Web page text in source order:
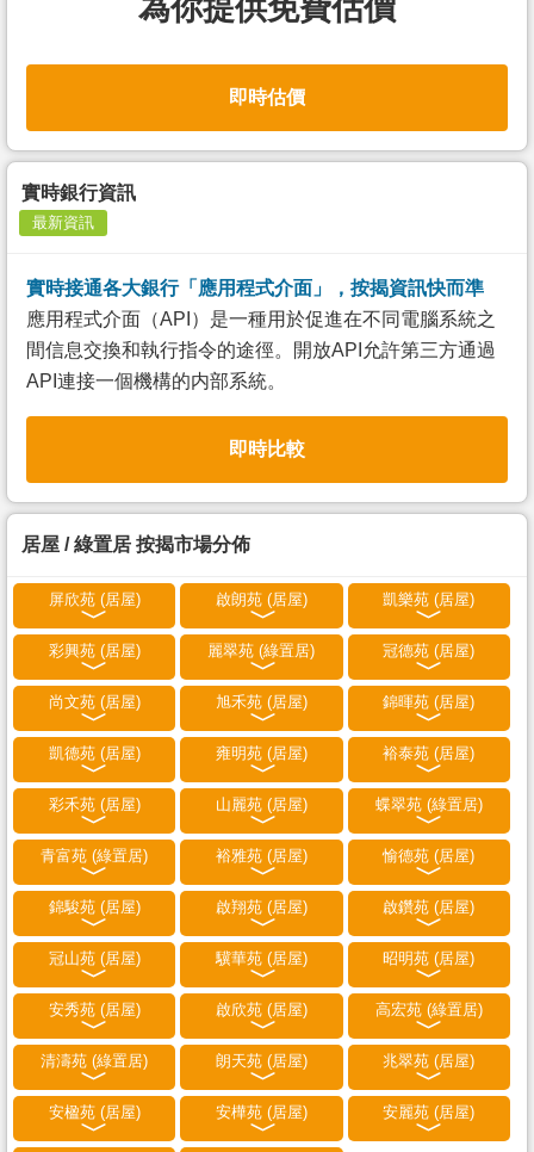
為你提供免費估價
即時估價
實時銀行資訊
最新資訊
實時接通各大銀行「應用程式介面」，按揭資訊快而準
應用程式介面（API）是一種用於促進在不同電腦系統之
間信息交換和執行指令的途徑。開放API允許第三方通過
API連接一個機構的内部系統。
即時比較
居屋 / 綠置居 按揭市場分佈
屏欣苑 (居屋) 啟朗苑 (居屋) 凱樂苑 (居屋)
彩興苑 (居屋) 麗翠苑 (綠置居) 冠德苑 (居屋)
尚文苑 (居屋) 旭禾苑 (居屋) 錦暉苑 (居屋)
凱德苑 (居屋) 雍明苑 (居屋) 裕泰苑 (居屋)
彩禾苑 (居屋) 山麗苑 (居屋) 蝶翠苑 (綠置居)
青富苑 (綠置居) 裕雅苑 (居屋) 愉德苑 (居屋)
錦駿苑 (居屋) 啟翔苑 (居屋) 啟鑽苑 (居屋)
冠山苑 (居屋) 驥華苑 (居屋) 昭明苑 (居屋)
安秀苑 (居屋) 啟欣苑 (居屋) 高宏苑 (綠置居)
清濤苑 (綠置居) 朗天苑 (居屋) 兆翠苑 (居屋)
安楹苑 (居屋) 安樺苑 (居屋) 安麗苑 (居屋)